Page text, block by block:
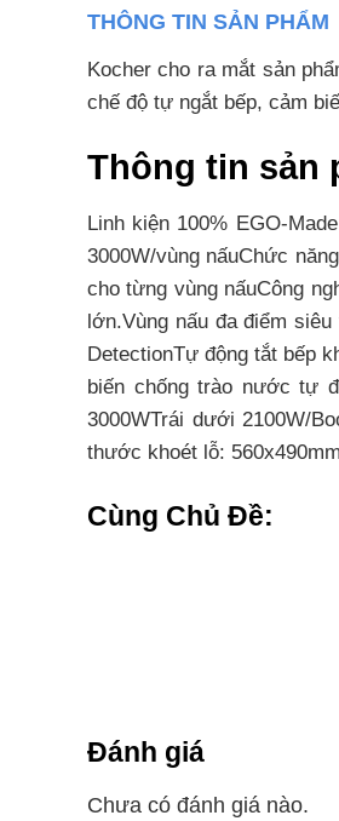
THÔNG TIN SẢN PHẨM
Kocher cho ra mắt sản
chế độ tự ngắt bếp, cảm
Thông tin sản
Linh kiện 100% EGO-
3000W/vùng nấuChức
cho từng vùng nấuCông
lớn.Vùng nấu đa điểm
DetectionTự động tắt bếp
biến chống trào nước tự
3000WTrái dưới 2100W/
thước khoét lỗ: 560x490mm
Cùng Chủ Đề:
Đánh giá
Chưa có đánh giá nào.